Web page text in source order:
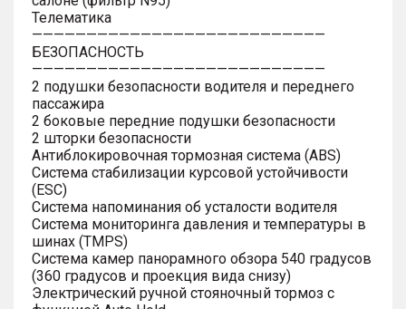
Телематика
———————————————————————————
БЕЗОПАСНОСТЬ
———————————————————————————
2 подушки безопасности водителя и переднего
пассажира
2 боковые передние подушки безопасности
2 шторки безопасности
Антиблокировочная тормозная система (ABS)
Система стабилизации курсовой устойчивости
(ESC)
Система напоминания об усталости водителя
Система мониторинга давления и температуры в
шинах (TMPS)
Система камер панорамного обзора 540 градусов
(360 градусов и проекция вида снизу)
Электрический ручной стояночный тормоз с